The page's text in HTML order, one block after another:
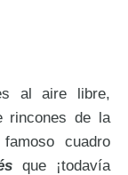
al aire libre,
rincones de la
cuadro
que ¡todavía